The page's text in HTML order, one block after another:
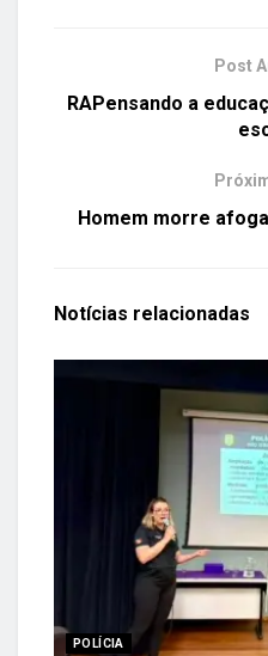
Post
RAPensando a
Homem morre
Notícias relacionadas
POLÍCIA